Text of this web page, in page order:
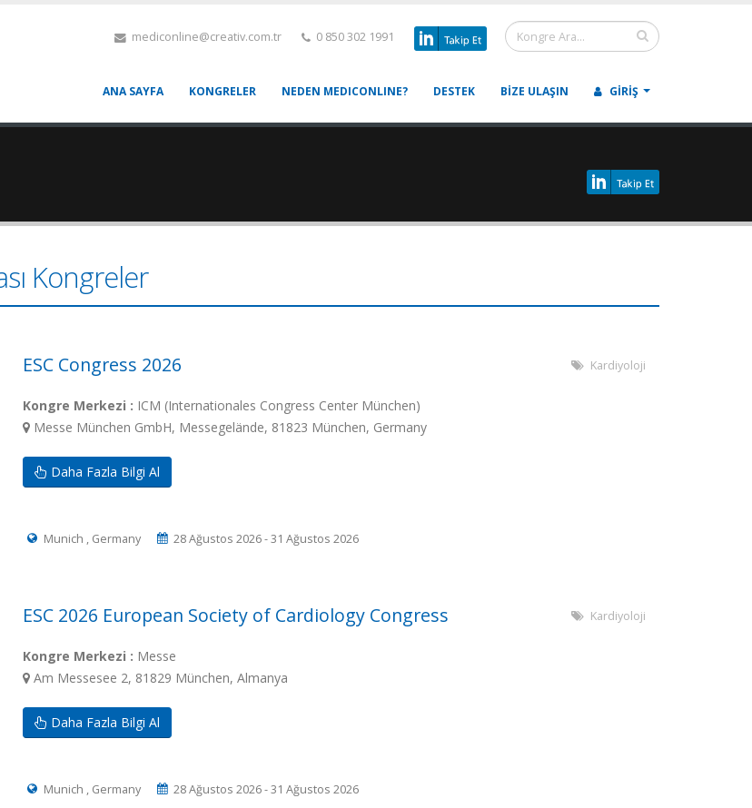
mediconline@creativ.com.tr 0 850 302 1991
ANA SAYFA KONGRELER NEDEN MEDICONLINE? DESTEK BIZE ULAŞIN GIRIŞ
Kongreler
Kardiyoloji
ESC Congress 2026
Kongre Merkezi : ICM (Internationales Congress Center München)
Messe München GmbH, Messegelände, 81823 München, Germany
Daha Fazla Bilgi Al
Munich , Germany 28 Ağustos 2026 - 31 Ağustos 2026
Kardiyoloji
ESC 2026 European Society of Cardiology Congress
Kongre Merkezi : Messe
Am Messesee 2, 81829 München, Almanya
Daha Fazla Bilgi Al
Munich , Germany 28 Ağustos 2026 - 31 Ağustos 2026